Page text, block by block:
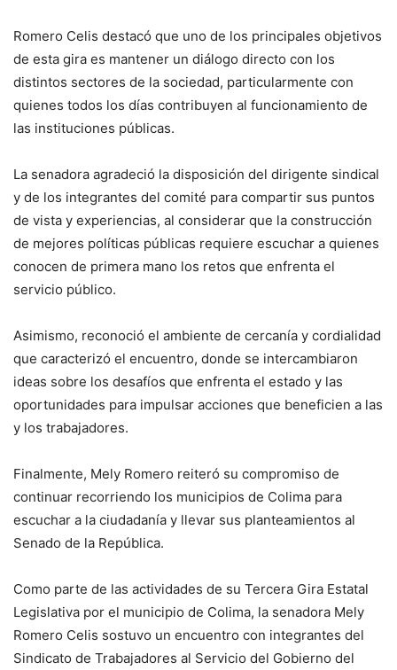
Romero Celis destacó que uno de los principales objetivos
de esta gira es mantener un diálogo directo con los
distintos sectores de la sociedad, particularmente con
quienes todos los días contribuyen al funcionamiento de
las instituciones públicas.
La senadora agradeció la disposición del dirigente sindical
y de los integrantes del comité para compartir sus puntos
de vista y experiencias, al considerar que la construcción
de mejores políticas públicas requiere escuchar a quienes
conocen de primera mano los retos que enfrenta el
servicio público.
Asimismo, reconoció el ambiente de cercanía y cordialidad
que caracterizó el encuentro, donde se intercambiaron
ideas sobre los desafíos que enfrenta el estado y las
oportunidades para impulsar acciones que beneficien a las
y los trabajadores.
Finalmente, Mely Romero reiteró su compromiso de
continuar recorriendo los municipios de Colima para
escuchar a la ciudadanía y llevar sus planteamientos al
Senado de la República.
Como parte de las actividades de su Tercera Gira Estatal
Legislativa por el municipio de Colima, la senadora Mely
Romero Celis sostuvo un encuentro con integrantes del
Sindicato de Trabajadores al Servicio del Gobierno del